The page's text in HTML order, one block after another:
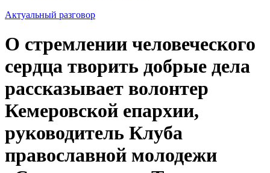
Актуальный разговор
О стремлении человеческого
сердца творить добрые дела
рассказывает волонтер
Кемеровской епархии,
руководитель Клуба
православной молодежи